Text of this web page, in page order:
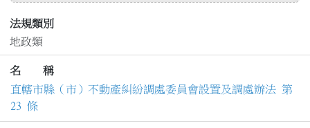
法規類別
地政類
名 稱
直轄市縣（市）不動產糾紛調處委員會設置及調處辦法 第
23 條